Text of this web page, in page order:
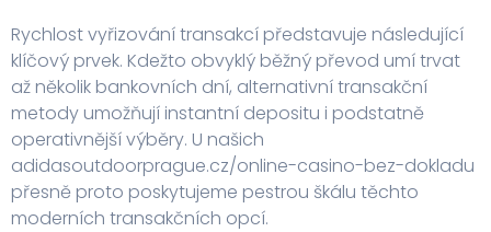
Rychlost vyřizování transakcí představuje následující
klíčový prvek. Kdežto obvyklý běžný převod umí trvat
až několik bankovních dní, alternativní transakční
metody umožňují instantní depositu i podstatně
operativnější výběry. U našich
adidasoutdoorprague.cz/online-casino-bez-dokladu
přesně proto poskytujeme pestrou škálu těchto
moderních transakčních opcí.